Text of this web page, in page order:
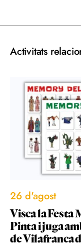
Activitats
26 d'agost
Visca la Festa
Pinta i juga
de Vilafranca